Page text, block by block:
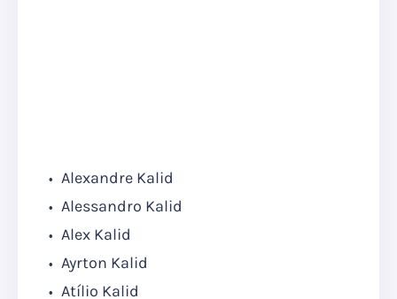
Alexandre Kalid
Alessandro Kalid
Alex Kalid
Ayrton Kalid
Atílio Kalid